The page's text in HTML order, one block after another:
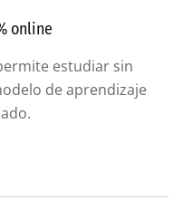
online
estudiar sin
de aprendizaje